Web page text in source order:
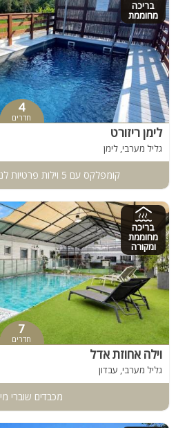
בריכה
מחוממת
4
חדרים
לימן ריזורט
גליל מערבי, לימן
קומפלקס עם 5 וילות פרטיות לנופש, סהכ 15 חדרים
בריכה
מחוממת
ומקורה
7
חדרים
וילה אחוזת אדל
גליל מערבי, עבדון
מכבדים שוברי